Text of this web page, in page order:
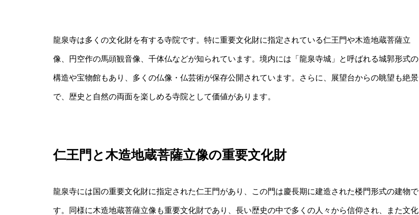
龍泉寺は多くの文化財を有する寺院です。特に重要文化財に指定されている仁王門や木造地蔵菩薩立
像、円空作の馬頭観音像、千体仏などが知られています。境内には「龍泉寺城」と呼ばれる城郭形式の
構造や宝物館もあり、多くの仏像・仏芸術が保存公開されています。さらに、展望台からの眺望も絶景
で、歴史と自然の両面を楽しめる寺院として価値があります。
仁王門と木造地蔵菩薩立像の重要文化財
龍泉寺には国の重要文化財に指定された仁王門があり、この門は慶長期に建造された楼門形式の建物で
す。同様に木造地蔵菩薩立像も重要文化財であり、長い歴史の中で多くの人々から信仰され、また文化